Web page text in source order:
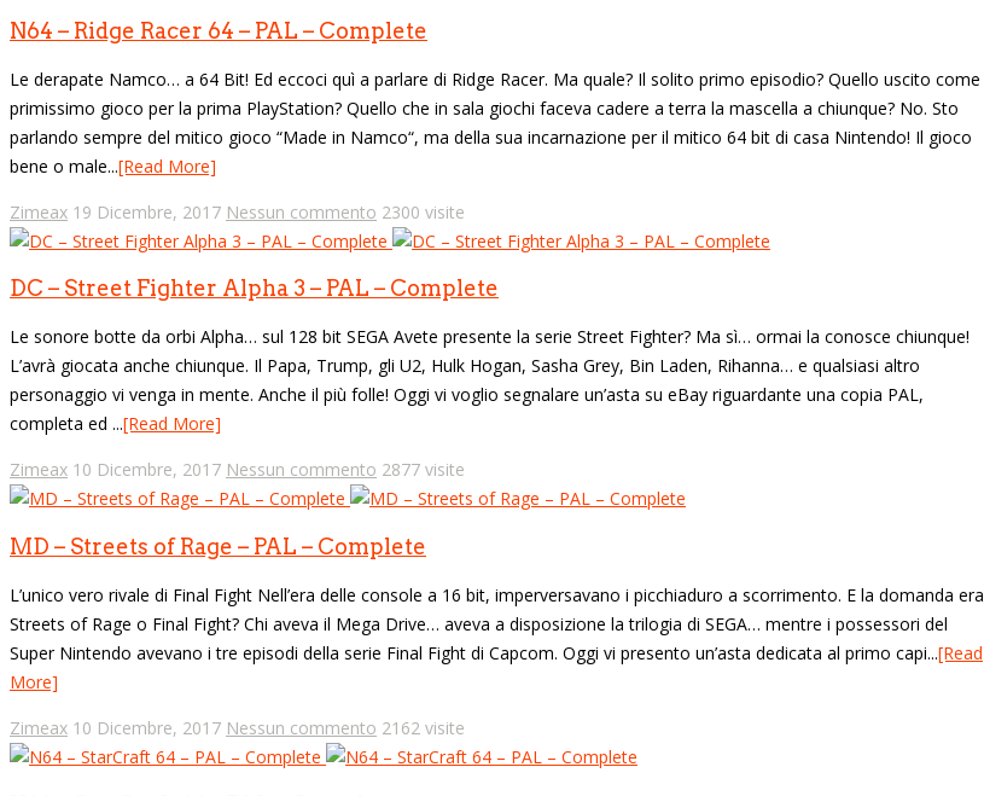
N64 – Ridge Racer 64 – PAL – Complete
Le derapate Namco… a 64 Bit! Ed eccoci quì a parlare di Ridge Racer. Ma quale? Il solito primo episodio? Quello uscito come
primissimo gioco per la prima PlayStation? Quello che in sala giochi faceva cadere a terra la mascella a chiunque? No. Sto
parlando sempre del mitico gioco “Made in Namco“, ma della sua incarnazione per il mitico 64 bit di casa Nintendo! Il gioco
bene o male...[Read More]
Zimeax 19 Dicembre, 2017 Nessun commento 2300 visite
DC – Street Fighter Alpha 3 – PAL – Complete
Le sonore botte da orbi Alpha… sul 128 bit SEGA Avete presente la serie Street Fighter? Ma sì… ormai la conosce chiunque!
L’avrà giocata anche chiunque. Il Papa, Trump, gli U2, Hulk Hogan, Sasha Grey, Bin Laden, Rihanna… e qualsiasi altro
personaggio vi venga in mente. Anche il più folle! Oggi vi voglio segnalare un’asta su eBay riguardante una copia PAL,
completa ed ...[Read More]
Zimeax 10 Dicembre, 2017 Nessun commento 2877 visite
MD – Streets of Rage – PAL – Complete
L’unico vero rivale di Final Fight Nell’era delle console a 16 bit, imperversavano i picchiaduro a scorrimento. E la domanda era
Streets of Rage o Final Fight? Chi aveva il Mega Drive… aveva a disposizione la trilogia di SEGA… mentre i possessori del
Super Nintendo avevano i tre episodi della serie Final Fight di Capcom. Oggi vi presento un’asta dedicata al primo capi...[Read
More]
Zimeax 10 Dicembre, 2017 Nessun commento 2162 visite